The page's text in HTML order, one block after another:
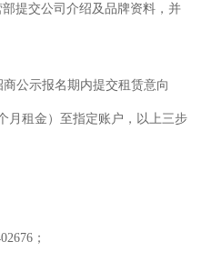
部提交公司介绍及品牌资料，并
公示报名期内提交租赁意向
月租金）至指定账户，以上三步
；